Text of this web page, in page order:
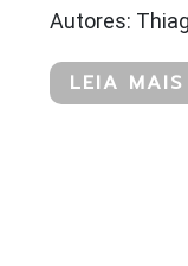
Autores:
LEIA MAIS